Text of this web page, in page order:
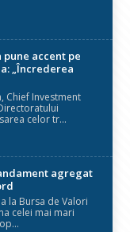
accent pe
„Încrederea
Chief Investment
celor tr...
agregat
la Bursa de Valori
celei mai mari